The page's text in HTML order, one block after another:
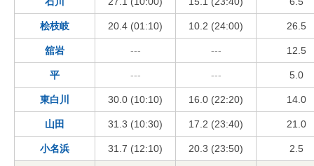
桧枝岐 20.4 (01:10) 10.2 (24:00) 26.5
舘岩 --- --- 12.5
平 --- --- 5.0
東白川 30.0 (10:10) 16.0 (22:20) 14.0
山田 31.3 (10:30) 17.2 (23:40) 21.0
小名浜 31.7 (12:10) 20.3 (23:50) 2.5